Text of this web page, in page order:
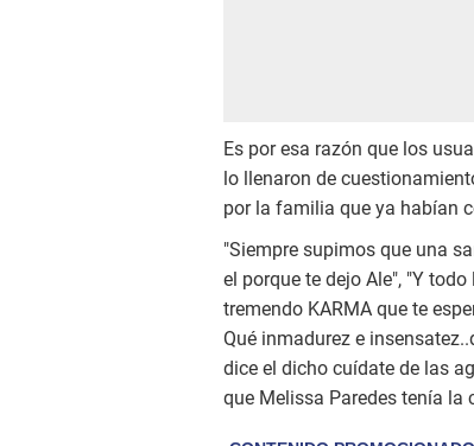
Es por esa razón que los
lo llenaron de
por la familia que ya habían
"Siempre supimos que una
el porque te dejo Ale", "Y
tremendo KARMA que te
Qué inmadurez e
dice el dicho cuídate de las
que Melissa Paredes tenía la